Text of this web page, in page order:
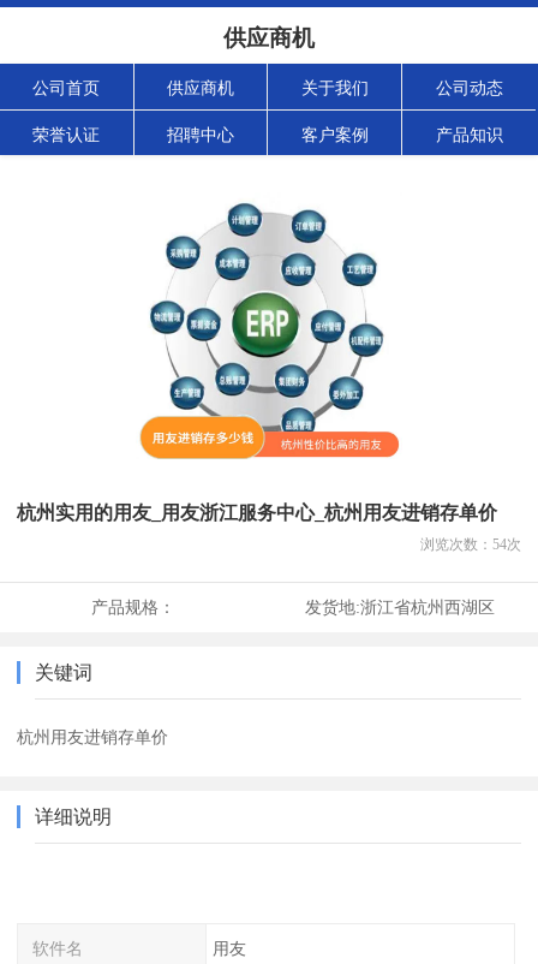
供应商机
公司首页 供应商机 关于我们 公司动态
荣誉认证 招聘中心 客户案例 产品知识
杭州实用的用友_用友浙江服务中心_杭州用友进销存单价
浏览次数： 54次
产品规格： 发货地:浙江省杭州西湖区
关键词
杭州用友进销存单价
详细说明
软件名 用友